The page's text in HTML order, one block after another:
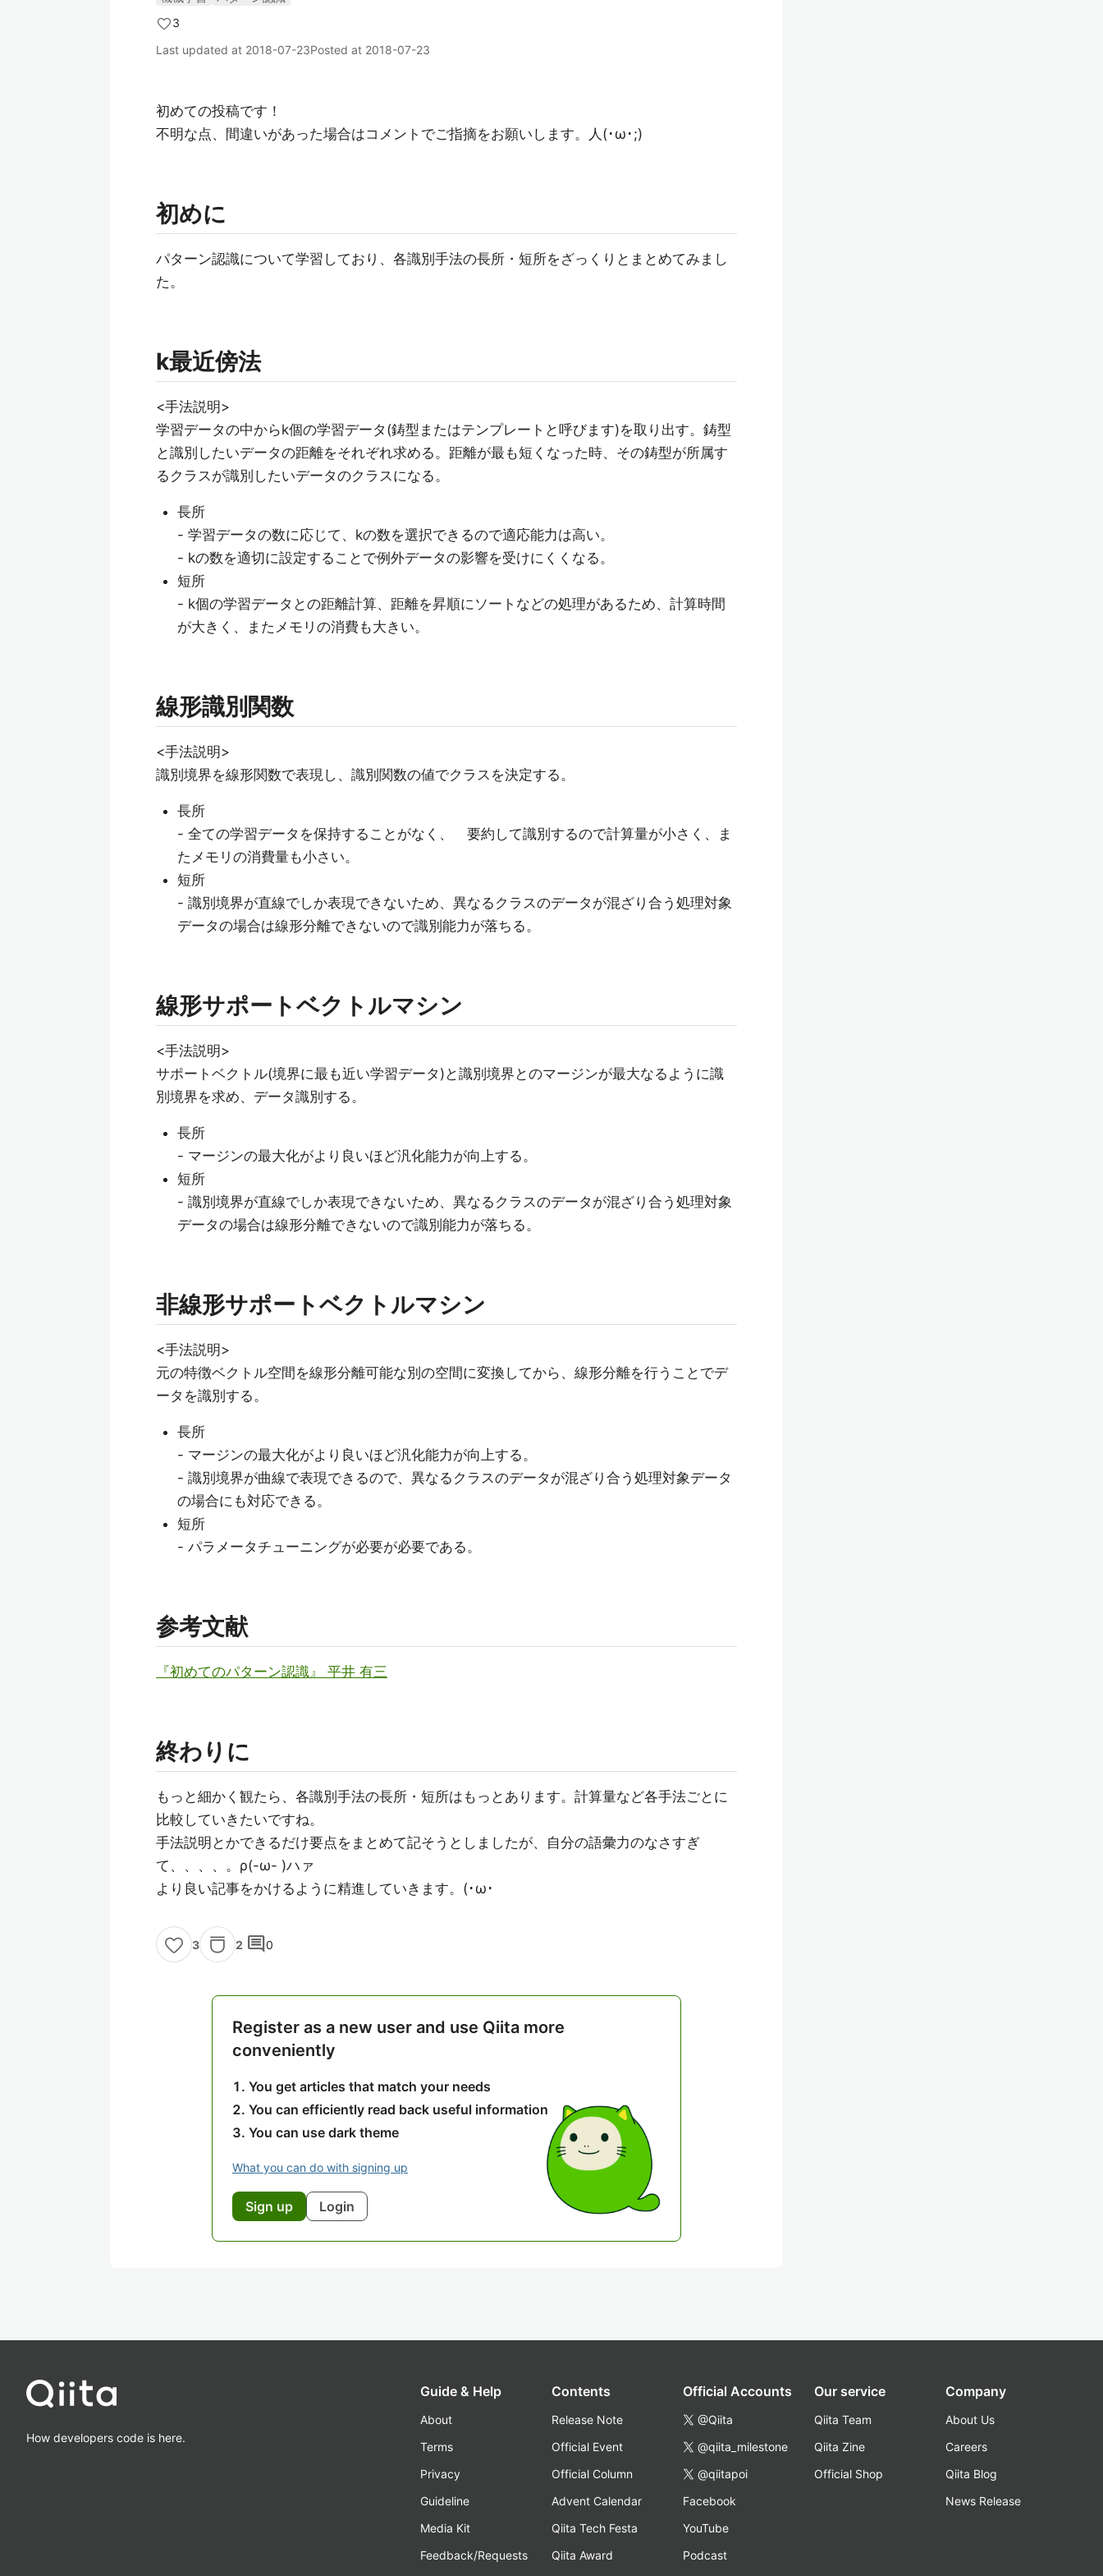
3
Last updated at 2018-07-23Posted at 2018-07-23
初めての投稿です！
不明な点、間違いがあった場合はコメントでご指摘をお願いします。人(･ω･;)
初めに
パターン認識について学習しており、各識別手法の長所・短所をざっくりとまとめてみまし
た。
k最近傍法
<手法説明>
学習データの中からk個の学習データ(鋳型またはテンプレートと呼びます)を取り出す。鋳型
と識別したいデータの距離をそれぞれ求める。距離が最も短くなった時、その鋳型が所属す
るクラスが識別したいデータのクラスになる。
長所
- 学習データの数に応じて、kの数を選択できるので適応能力は高い。
- kの数を適切に設定することで例外データの影響を受けにくくなる。
短所
- k個の学習データとの距離計算、距離を昇順にソートなどの処理があるため、計算時間
が大きく、またメモリの消費も大きい。
線形識別関数
<手法説明>
識別境界を線形関数で表現し、識別関数の値でクラスを決定する。
長所
- 全ての学習データを保持することがなく、 要約して識別するので計算量が小さく、ま
たメモリの消費量も小さい。
短所
- 識別境界が直線でしか表現できないため、異なるクラスのデータが混ざり合う処理対象
データの場合は線形分離できないので識別能力が落ちる。
線形サポートベクトルマシン
<手法説明>
サポートベクトル(境界に最も近い学習データ)と識別境界とのマージンが最大なるように識
別境界を求め、データ識別する。
長所
- マージンの最大化がより良いほど汎化能力が向上する。
短所
- 識別境界が直線でしか表現できないため、異なるクラスのデータが混ざり合う処理対象
データの場合は線形分離できないので識別能力が落ちる。
非線形サポートベクトルマシン
<手法説明>
元の特徴ベクトル空間を線形分離可能な別の空間に変換してから、線形分離を行うことでデ
ータを識別する。
長所
- マージンの最大化がより良いほど汎化能力が向上する。
- 識別境界が曲線で表現できるので、異なるクラスのデータが混ざり合う処理対象データ
の場合にも対応できる。
短所
- パラメータチューニングが必要が必要である。
参考文献
『初めてのパターン認識』 平井 有三
終わりに
もっと細かく観たら、各識別手法の長所・短所はもっとあります。計算量など各手法ごとに
比較していきたいですね。
手法説明とかできるだけ要点をまとめて記そうとしましたが、自分の語彙力のなさすぎ
て、、、、。ρ(-ω- )ハァ
より良い記事をかけるように精進していきます。(･ω･ゞ
3 2 comment0
Register as a new user and use Qiita more
conveniently
You get articles that match your needs
You can efficiently read back useful information
You can use dark theme
What you can do with signing up
Sign up Login
How developers code is here.
Guide & Help
About
Terms
Privacy
Guideline
Media Kit
Feedback/Requests
Contents
Release Note
Official Event
Official Column
Advent Calendar
Qiita Tech Festa
Qiita Award
Official Accounts
@Qiita
@qiita_milestone
@qiitapoi
Facebook
YouTube
Podcast
Our service
Qiita Team
Qiita Zine
Official Shop
Company
About Us
Careers
Qiita Blog
News Release